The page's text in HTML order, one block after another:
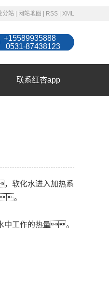
分站 网站地图 RSS XML
+15589935888
0531-87438123
联系红杏app
软化水进入加热系
。
中工作的热量。